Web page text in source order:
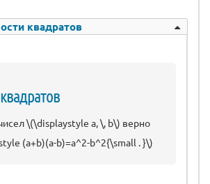
квадратов
\(\displaystyle a, \, b\) верно
(a+b)(a-b)=a^2-b^2{\small . }\)